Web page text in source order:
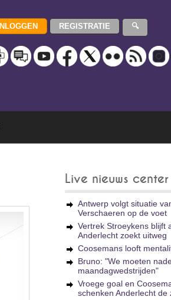
Live nieuws center
Antwerp volgt situatie
Verschaeren op de voet
Vertrek Stroeykens blijft
Anderlecht zoekt uitweg
Coosemans looft
Bruno: "We moeten
maandagwedstrijden"
Vroege goal en
schenken Anderlecht de